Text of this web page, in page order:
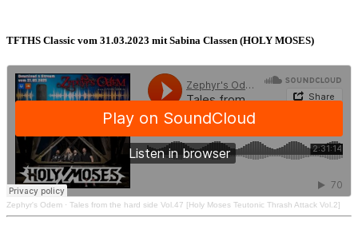
TFTHS Classic vom 31.03.2023 mit Sabina Classen (HOLY MOSES)
Zephyr's Odem · Tales from the hard side Vol.47 [Holy Moses Teutonic Thrash Attack Vol.2]